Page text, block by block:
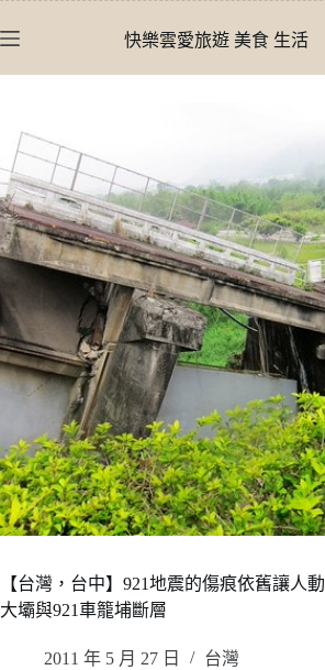
至
快樂雲愛旅遊 美食 生活
【台灣，台中】921地震的傷痕依舊讓人
大壩與921車籠埔斷層
2011 年 5 月 27 日 台灣